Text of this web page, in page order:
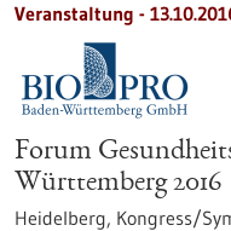
Veranstaltung -
Forum
Württemberg 2016
Heidelberg, Kongress/